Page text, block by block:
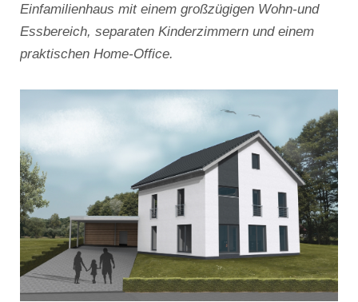
Einfamilienhaus mit einem großzügigen Wohn-und
Essbereich, separaten Kinderzimmern und einem
praktischen Home-Office.